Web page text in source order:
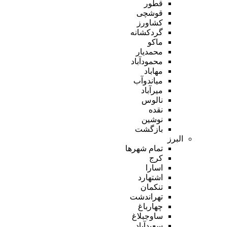
قطور
قوشچی
کشاورز
گردکشانه
ماکو
محمدیار
محمودآباد
مهاباد
میاندوآب
میرآباد
نالوس
نقده
نوشین
بازگشت
البرز
تمام شهر‌ها
کرج
اسارا
اشتهارد
تنکمان
تهراندشت
چهارباغ
ساوجبلاغ